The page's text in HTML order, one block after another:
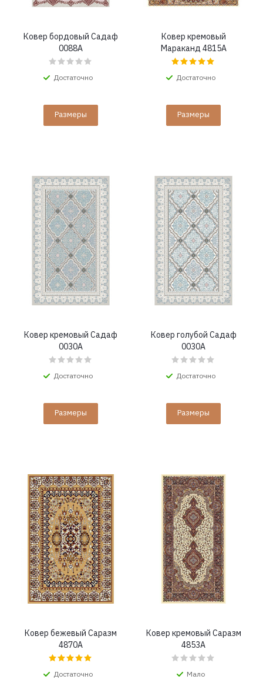
Ковер бордовый Садаф
0088A
Достаточно
Размеры
Ковер кремовый
Мараканд 4815A
Достаточно
Размеры
Ковер кремовый Садаф
0030A
Достаточно
Размеры
Ковер голубой Садаф
0030A
Достаточно
Размеры
Ковер бежевый Саразм
4870A
Достаточно
Ковер кремовый Саразм
4853A
Мало